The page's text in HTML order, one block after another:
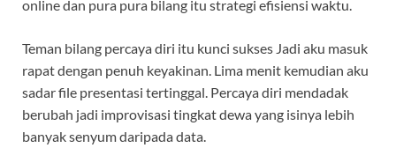
online dan pura pura bilang itu strategi efisiensi waktu.
Teman bilang percaya diri itu kunci sukses Jadi aku masuk
rapat dengan penuh keyakinan. Lima menit kemudian aku
sadar file presentasi tertinggal. Percaya diri mendadak
berubah jadi improvisasi tingkat dewa yang isinya lebih
banyak senyum daripada data.